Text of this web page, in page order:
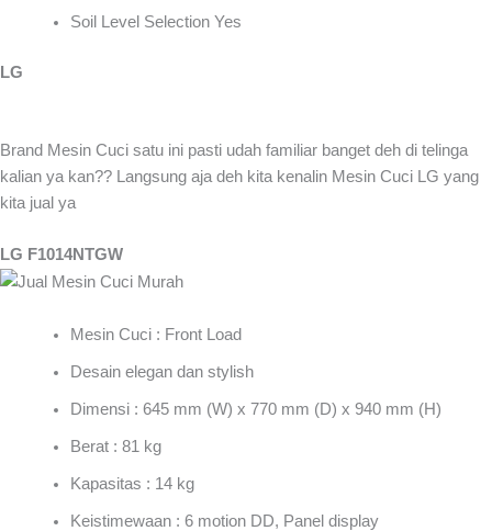
Soil Level Selection Yes
LG
Brand Mesin Cuci satu ini pasti udah familiar banget deh di telinga
kalian ya kan?? Langsung aja deh kita kenalin Mesin Cuci LG yang
kita jual ya
LG F1014NTGW
Mesin Cuci : Front Load
Desain elegan dan stylish
Dimensi : 645 mm (W) x 770 mm (D) x 940 mm (H)
Berat : 81 kg
Kapasitas : 14 kg
Keistimewaan : 6 motion DD, Panel display